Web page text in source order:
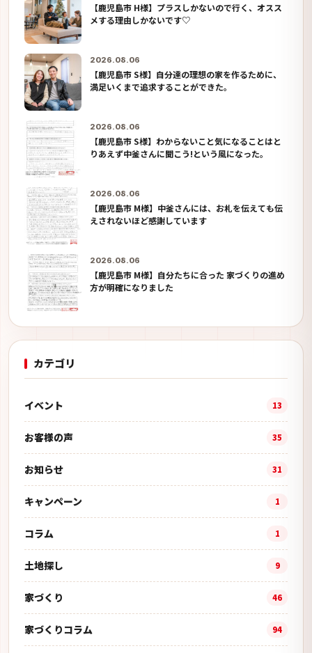
【鹿児島市 H様】プラスしかないので行く、オスス
メする理由しかないです♡
2026.08.06
【鹿児島市 S様】自分達の理想の家を作るために、
満足いくまで追求することができた。
2026.08.06
【鹿児島市 S様】わからないこと気になることはと
りあえず中釜さんに聞こう!という風になった。
2026.08.06
【鹿児島市 M様】中釜さんには、お札を伝えても伝
えされないほど感謝しています
2026.08.06
【鹿児島市 M様】自分たちに合った 家づくりの進め
方が明確になりました
カテゴリ
イベント 13
お客様の声 35
お知らせ 31
キャンペーン 1
コラム 1
土地探し 9
家づくり 46
家づくりコラム 94